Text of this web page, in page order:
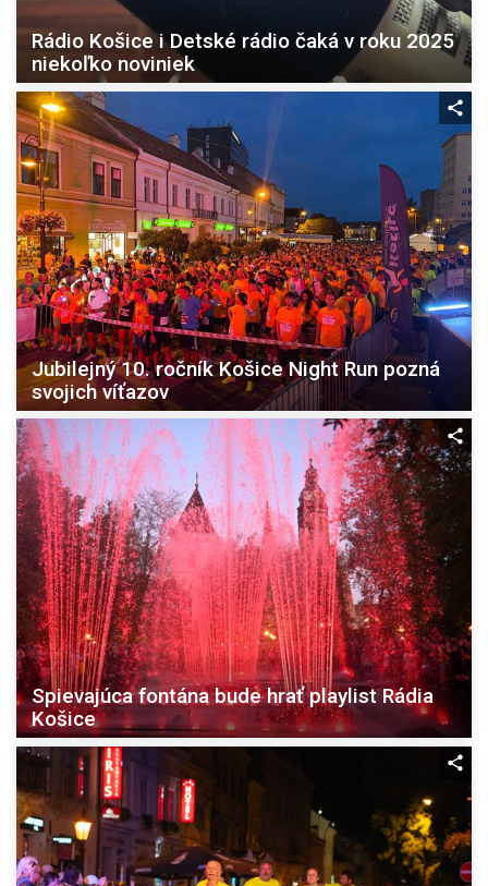
Rádio Košice i Detské rádio čaká v roku 2025
niekoľko noviniek
Jubilejný 10. ročník Košice Night Run pozná
svojich víťazov
Spievajúca fontána bude hrať playlist Rádia
Košice